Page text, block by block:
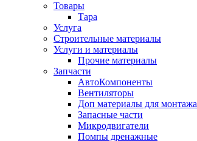
Товары
Тара
Услуга
Строительные материалы
Услуги и материалы
Прочие материалы
Запчасти
АвтоКомпоненты
Вентиляторы
Доп материалы для монтажа
Запасные части
Микродвигатели
Помпы дренажные